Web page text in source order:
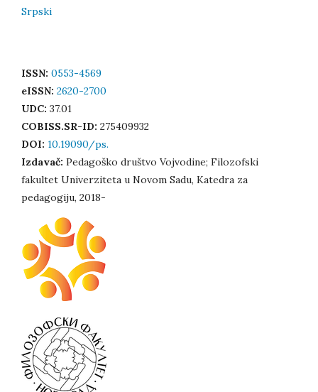
Srpski
ISSN: 0553-4569
eISSN: 2620-2700
UDC: 37.01
COBISS.SR-ID: 275409932
DOI: 10.19090/ps.
Izdavač: Pedagoško društvo Vojvodine; Filozofski
fakultet Univerziteta u Novom Sadu, Katedra za
pedagogiju, 2018-